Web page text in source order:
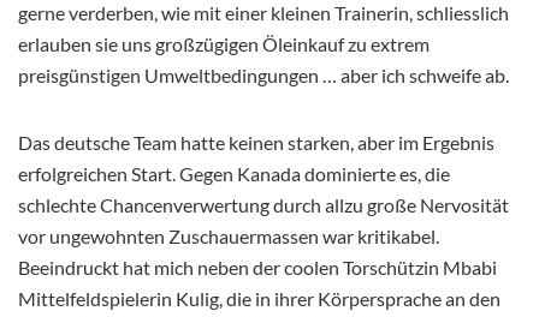
gerne verderben, wie mit einer kleinen Trainerin, schliesslich
erlauben sie uns großzügigen Öleinkauf zu extrem
preisgünstigen Umweltbedingungen … aber ich schweife ab.
Das deutsche Team hatte keinen starken, aber im Ergebnis
erfolgreichen Start. Gegen Kanada dominierte es, die
schlechte Chancenverwertung durch allzu große Nervosität
vor ungewohnten Zuschauermassen war kritikabel.
Beeindruckt hat mich neben der coolen Torschützin Mbabi
Mittelfeldspielerin Kulig, die in ihrer Körpersprache an den